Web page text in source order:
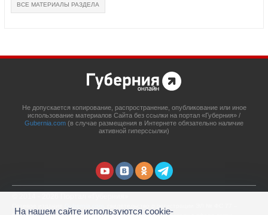
ВСЕ МАТЕРИАЛЫ РАЗДЕЛА
Не допускается копирование, распространение, опубликование или иное
использование материалов Сайта без ссылки на портал «Губерния» /
Gubernia.com (в случае размещения в Интернете обязательно наличие
активной гиперссылки)
На нашем сайте используются cookie-